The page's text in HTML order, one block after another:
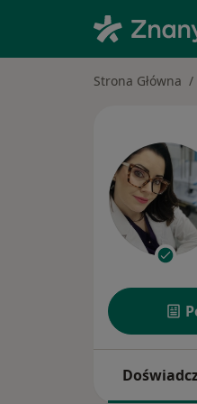
Strona Główna